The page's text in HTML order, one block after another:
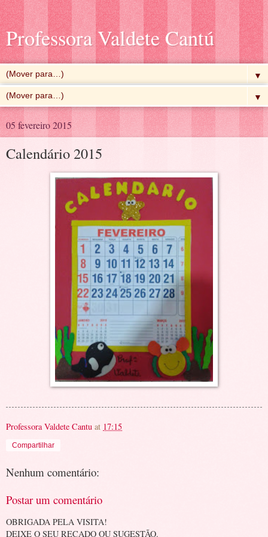
Professora Valdete Cantú
▼
▼
05 fevereiro 2015
Calendário 2015
Professora Valdete Cantu at 17:15
Compartilhar
Nenhum comentário:
Postar um comentário
OBRIGADA PELA VISITA!
DEIXE O SEU RECADO OU SUGESTÃO.